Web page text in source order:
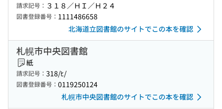
請求記号： ３１８／ＨＩ／Ｈ２４
図書登録番号： 1111486658
北海道立図書館のサイトでこの本を確認
札幌市中央図書館
紙
請求記号： 318/ﾋ/
図書登録番号： 0119250124
札幌市中央図書館のサイトでこの本を確認